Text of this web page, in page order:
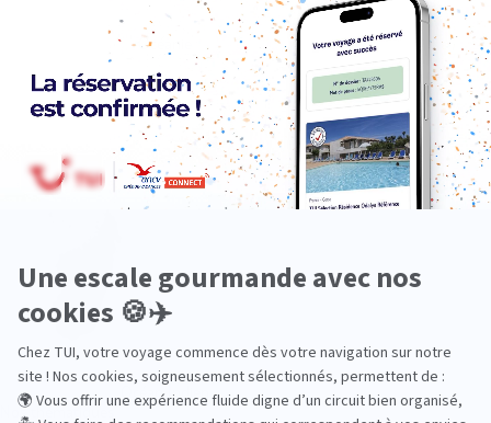
Océanie
Océan Indien
Nos thématiques